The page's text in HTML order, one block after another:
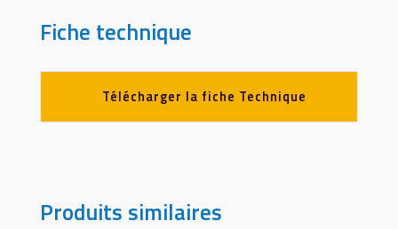
Fiche technique
Télécharger la fiche Technique
Produits similaires